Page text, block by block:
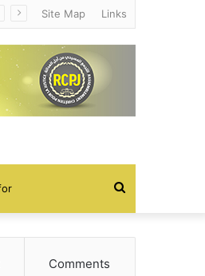
Site Map Links
Search
for
Comments